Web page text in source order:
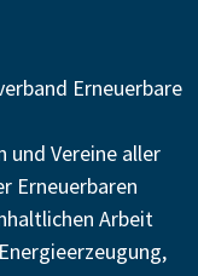
Erneuerbare
und Vereine aller
Erneuerbaren
Arbeit